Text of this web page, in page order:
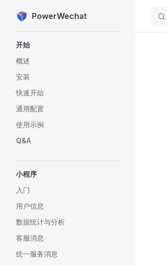
Skip to content
PowerWechat
开始
概述
安装
快速开始
通用配置
使用示例
Q&A
小程序
入门
用户信息
数据统计与分析
客服消息
统一服务消息